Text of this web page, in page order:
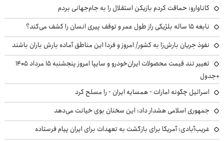
کاناوارو: حماقت کردم بازیکن استقلال را به جام‌جهانی بردم
نابغه ۱۵ ساله بلژیکی راز طول عمر و توقف پیری انسان را کشف می‌کند؟
نفوذ جریان بارش‌زا به کشور/ امروز و فردا این مناطق آماده بارش باران باشند
تغییر تند قیمت محصولات ایران‌خودرو و سایپا امروز پنجشنبه ۱۵ مرداد ۱۴۰۵
+جدول
اسرائیل چگونه امارات - همسایه ایران - را مسلح کرد
جمهوری اسلامی هشدار داد: این سخنان بوی خیانت می‌دهد
غریب‌آبادی: آمریکا برای بازگشت به تعهدات برای ایران پیام فرستاده